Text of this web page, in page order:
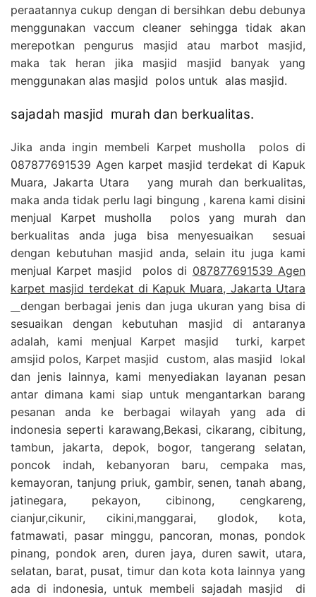
peraatannya cukup dengan di bersihkan debu debunya
menggunakan vaccum cleaner sehingga tidak akan
merepotkan pengurus masjid atau marbot masjid,
maka tak heran jika masjid masjid banyak yang
menggunakan alas masjid polos untuk alas masjid.
sajadah masjid murah dan berkualitas.
Jika anda ingin membeli Karpet musholla polos di
087877691539 Agen karpet masjid terdekat di Kapuk
Muara, Jakarta Utara yang murah dan berkualitas,
maka anda tidak perlu lagi bingung , karena kami disini
menjual Karpet musholla polos yang murah dan
berkualitas anda juga bisa menyesuaikan sesuai
dengan kebutuhan masjid anda, selain itu juga kami
menjual Karpet masjid polos di 087877691539 Agen
karpet masjid terdekat di Kapuk Muara, Jakarta Utara
dengan berbagai jenis dan juga ukuran yang bisa di
sesuaikan dengan kebutuhan masjid di antaranya
adalah, kami menjual Karpet masjid turki, karpet
amsjid polos, Karpet masjid custom, alas masjid lokal
dan jenis lainnya, kami menyediakan layanan pesan
antar dimana kami siap untuk mengantarkan barang
pesanan anda ke berbagai wilayah yang ada di
indonesia seperti karawang,Bekasi, cikarang, cibitung,
tambun, jakarta, depok, bogor, tangerang selatan,
poncok indah, kebanyoran baru, cempaka mas,
kemayoran, tanjung priuk, gambir, senen, tanah abang,
jatinegara, pekayon, cibinong, cengkareng,
cianjur,cikunir, cikini,manggarai, glodok, kota,
fatmawati, pasar minggu, pancoran, monas, pondok
pinang, pondok aren, duren jaya, duren sawit, utara,
selatan, barat, pusat, timur dan kota kota lainnya yang
ada di indonesia, untuk membeli sajadah masjid di